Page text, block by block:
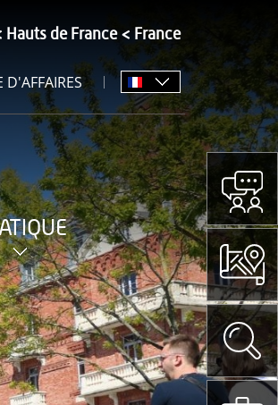
Hauts de France France
D'AFFAIRES